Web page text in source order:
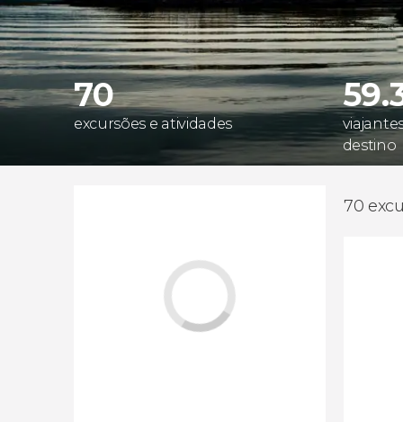
Turquia
70
excursões e atividades
destino
70